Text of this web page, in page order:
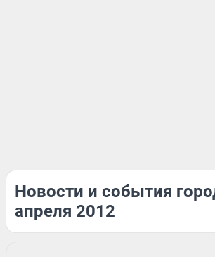
Новости и события
апреля 2012